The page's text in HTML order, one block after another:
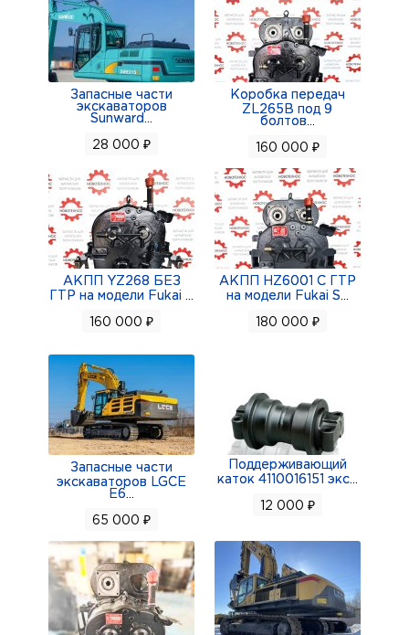
Отправка в любой город по России.
По запросу направим коммерческое
предложение. Тел макс +79226721572,
+79221253202 изготовитель ООО
"Стройтехзапчасть" - ваш надёжный поставщик
Запасные части
экскаваторов
Sunward
28 000 ₽
Коробка передач
ZL265B под 9
болтов
160 000 ₽
АКПП YZ268 БЕЗ
ГТР на модели Fukai
160 000 ₽
АКПП HZ6001 С ГТР
на модели Fukai S
180 000 ₽
Запасные части
экскаваторов LGCE
E6
65 000 ₽
Поддерживающий
каток 4110016151 экс...
12 000 ₽